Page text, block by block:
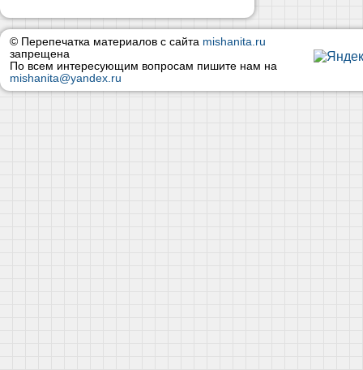
© Перепечатка материалов с сайта mishanita.ru
запрещена
По всем интересующим вопросам пишите нам на
mishanita@yandex.ru